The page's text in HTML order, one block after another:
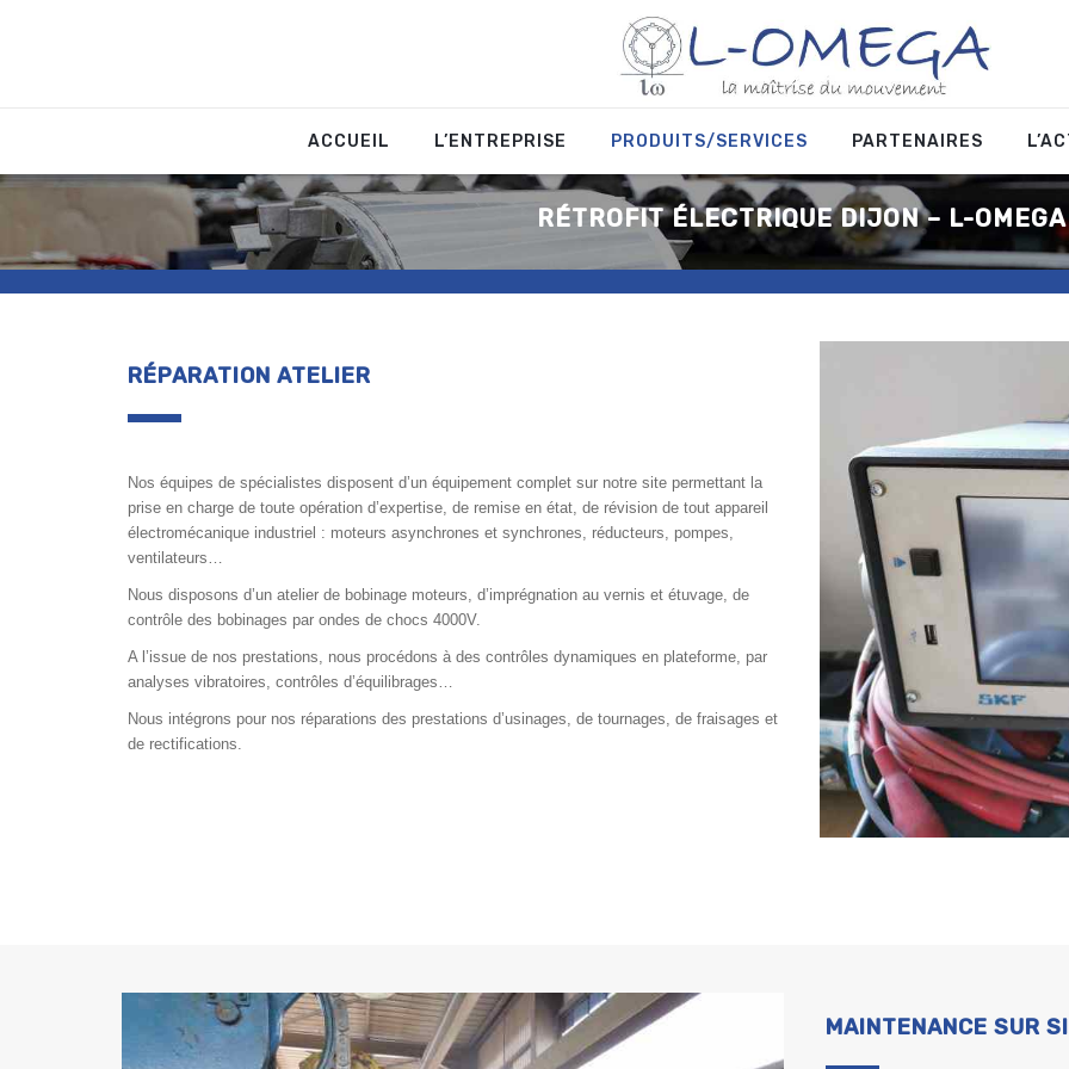
ACCUEIL L’ENTREPRISE PRODUITS/SERVICES PARTENAIRES
RÉTROFIT ÉLECTRIQUE DIJON – L-OMEGA
RÉPARATION ATELIER
Nos équipes de spécialistes disposent d’un équipement complet sur notre site permettant la
prise en charge de toute opération d’expertise, de remise en état, de révision de tout appareil
électromécanique industriel : moteurs asynchrones et synchrones, réducteurs, pompes,
ventilateurs…
Nous disposons d’un atelier de bobinage moteurs, d’imprégnation au vernis et étuvage, de
contrôle des bobinages par ondes de chocs 4000V.
A l’issue de nos prestations, nous procédons à des contrôles dynamiques en plateforme, par
analyses vibratoires, contrôles d’équilibrages…
Nous intégrons pour nos réparations des prestations d’usinages, de tournages, de fraisages et
de rectifications.
MAINTENANCE SUR